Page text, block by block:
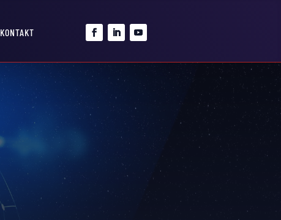
KONTAKT